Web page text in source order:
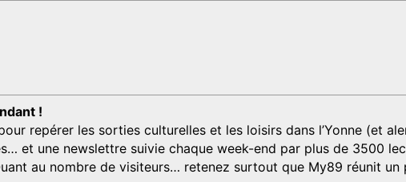
!
repérer les sorties culturelles et les loisirs dans l’Yonne (et
et une newslettre suivie chaque week-end par plus de 3500
au nombre de visiteurs… retenez surtout que My89 réunit